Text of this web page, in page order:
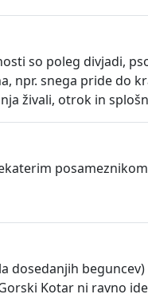
so poleg divjadi,
npr. snega pride do
živali, otrok in
Kotar ni ravno